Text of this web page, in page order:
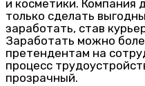
и косметики. Компания
только сделать
заработать, став
Заработать можно
претендентам на
процесс
прозрачный.